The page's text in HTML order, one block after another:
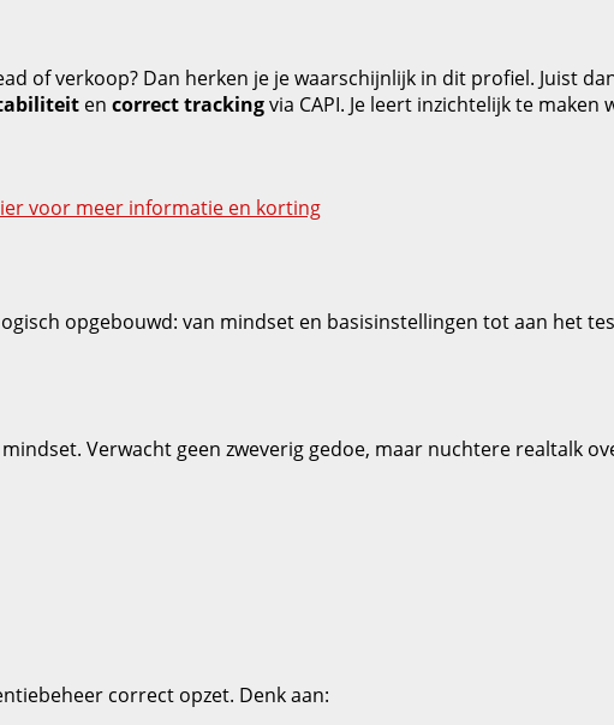
of verkoop? Dan herken je je waarschijnlijk in dit profiel. Juist
en correct trackingvia CAPI. Je leert inzichtelijk te
opgebouwd: van mindset en basisinstellingen tot aan het
Verwacht geen zweverig gedoe, maar nuchtere realtalk
correct opzet. Denk aan: